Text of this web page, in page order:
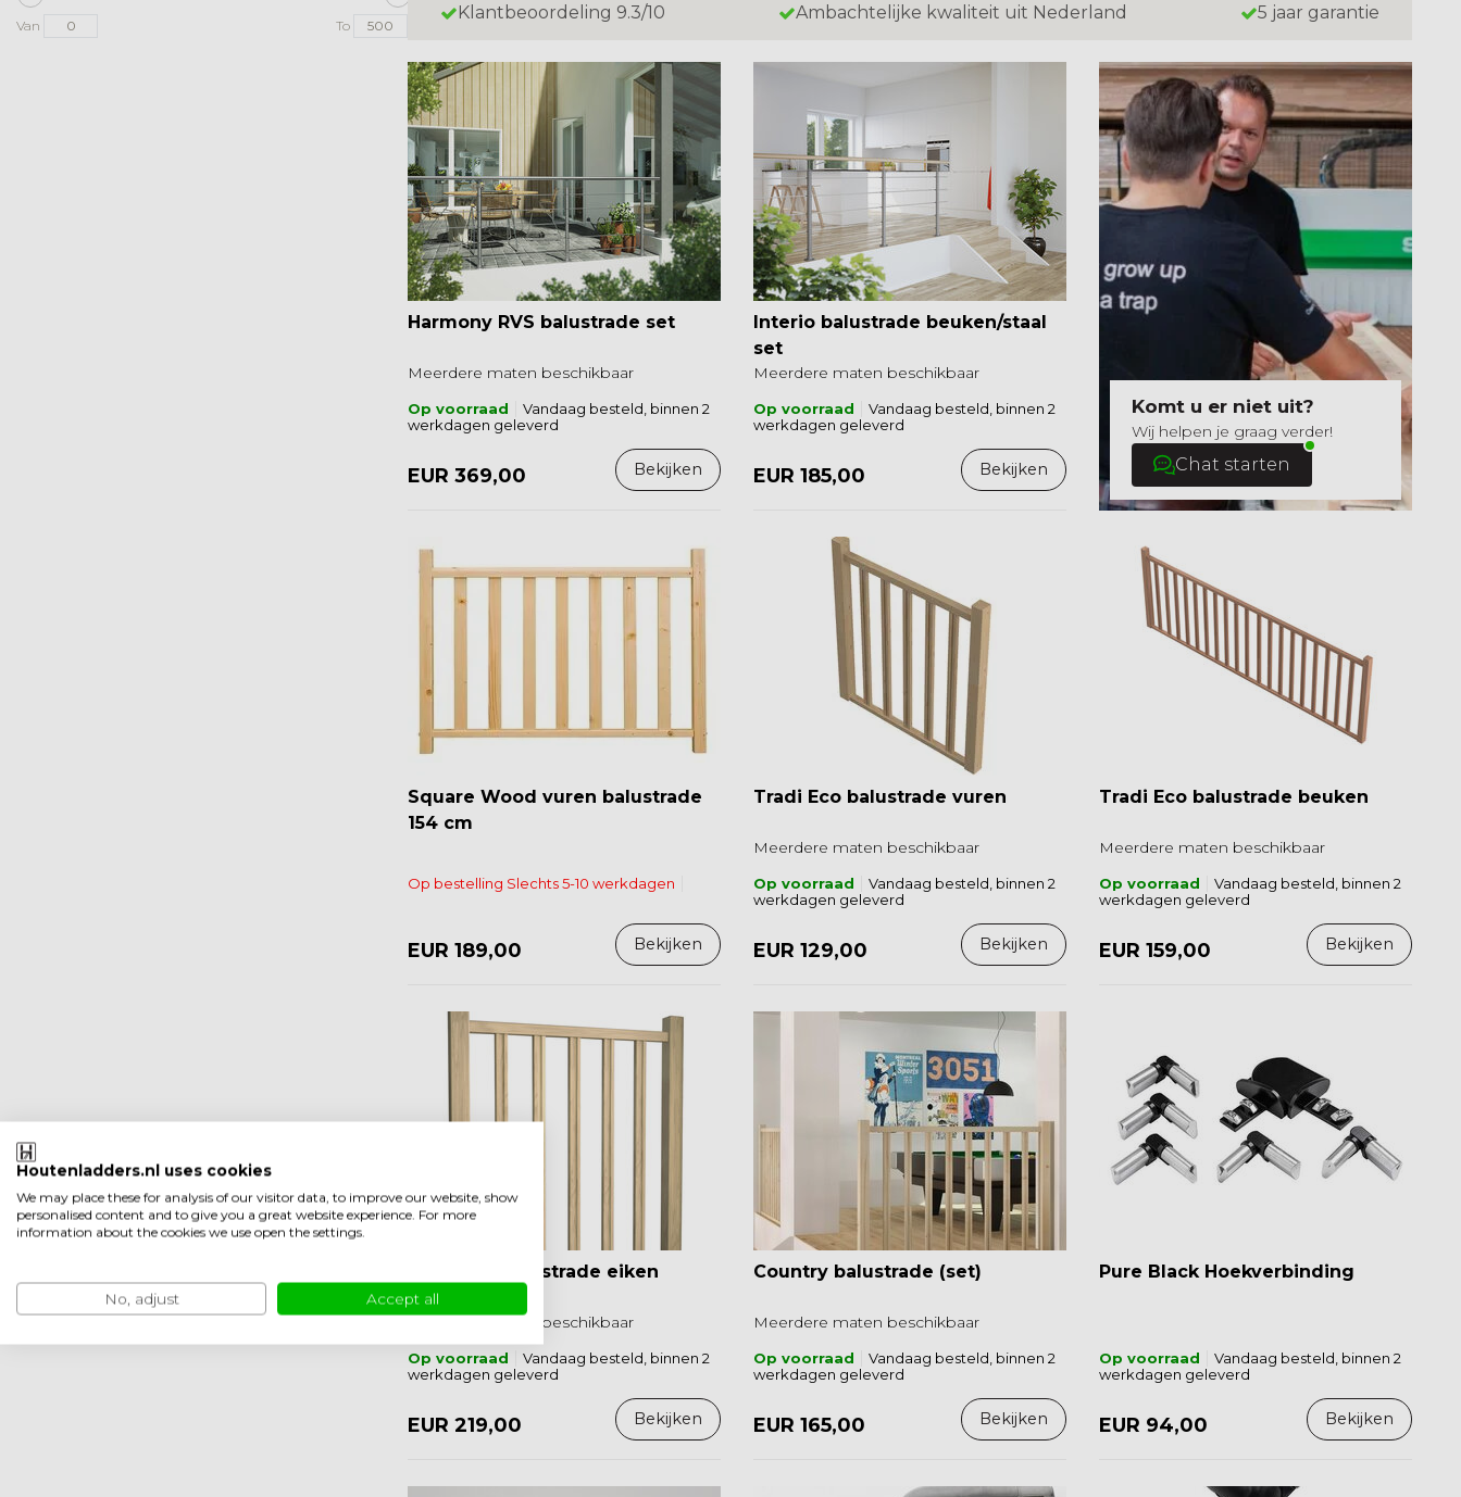
Van To
Klantbeoordeling 9.3/10 Ambachtelijke kwaliteit uit Nederland 5 jaar garantie
Harmony RVS balustrade set
Meerdere maten beschikbaar
Op voorraad
Vandaag besteld, binnen 2
werkdagen geleverd
EUR 369,00 Bekijken
Interio balustrade beuken/staal
set
Meerdere maten beschikbaar
Op voorraad
Vandaag besteld, binnen 2
werkdagen geleverd
EUR 185,00 Bekijken
Komt u er niet uit?
Wij helpen je graag verder!
Chat starten
Square Wood vuren balustrade
154 cm
Op bestelling Slechts 5-10 werkdagen
EUR 189,00 Bekijken
Tradi Eco balustrade vuren
Meerdere maten beschikbaar
Op voorraad
Vandaag besteld, binnen 2
werkdagen geleverd
EUR 129,00 Bekijken
Tradi Eco balustrade beuken
Meerdere maten beschikbaar
Op voorraad
Vandaag besteld, binnen 2
werkdagen geleverd
EUR 159,00 Bekijken
Tradi Eco balustrade eiken
Meerdere maten beschikbaar
Op voorraad
Vandaag besteld, binnen 2
werkdagen geleverd
EUR 219,00 Bekijken
Country balustrade (set)
Meerdere maten beschikbaar
Op voorraad
Vandaag besteld, binnen 2
werkdagen geleverd
EUR 165,00 Bekijken
Pure Black Hoekverbinding
Op voorraad
Vandaag besteld, binnen 2
werkdagen geleverd
EUR 94,00 Bekijken
Houtenladders.nl uses cookies
We may place these for analysis of our visitor data, to improve our website, show
personalised content and to give you a great website experience. For more
information about the cookies we use open the settings.
No, adjust Accept all